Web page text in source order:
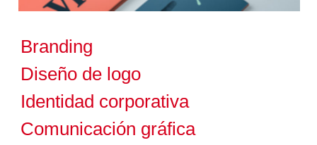
Branding
Diseño de logo
Identidad corporativa
Comunicación gráfica